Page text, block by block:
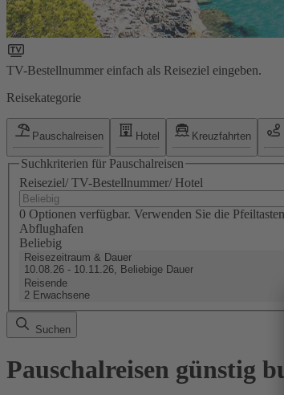
TV-Bestellnummer einfach als Reiseziel eingeben.
Reisekategorie
Pauschalreisen Hotel Kreuzfahrten
Suchkriterien für Pauschalreisen
Reiseziel/ TV-Bestellnummer/ Hotel
0 Optionen verfügbar. Verwenden Sie die
Abflughafen
Beliebig
Reisezeitraum & Dauer
10.08.26 - 10.11.26, Beliebige Dauer
Reisende
2 Erwachsene
Suchen
Pauschalreisen günstig